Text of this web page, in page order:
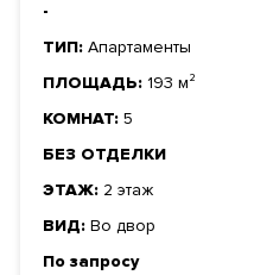
-
ТИП: Апартаменты
ПЛОЩАДЬ: 193 м²
КОМНАТ: 5
БЕЗ ОТДЕЛКИ
ЭТАЖ: 2 этаж
ВИД: Во двор
По запросу